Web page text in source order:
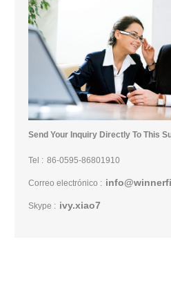
Send Your Inquiry Directly To This
Tel : 86-0595-86801910
Correo electrónico :
Skype : ivy.xiao7